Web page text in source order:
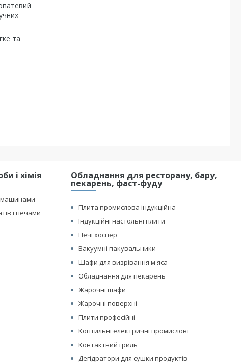
та
і хімія
машинами
і печами
Обладнання для ресторану, бару,
пекарень, фаст-фуду
Плита промислова індукційна
Індукційні настольні плити
Печі хоспер
Вакуумні пакувальники
Шафи для визрівання м'яса
Обладнання для пекарень
Жарочні шафи
Жарочні поверхні
Плити професійні
Коптильні електричні промислові
Контактний гриль
Дегідратори для сушки продуктів